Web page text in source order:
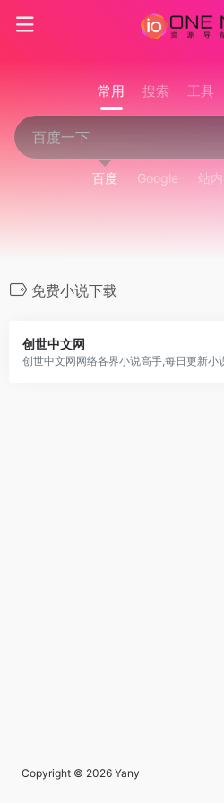
常用 搜索 工具
百度 Google 站内
免费小说下载
创世中文网
Copyright © 2026 Yany